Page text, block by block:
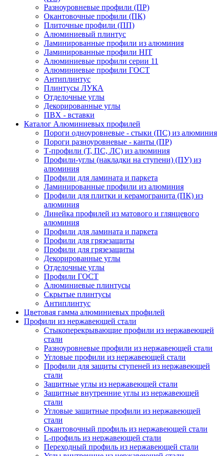
Разноуровневые профили (ПР)
Окантовочные профили (ПК)
Плиточные профили (ПП)
Алюминиевый плинтус
Ламинированные профили из алюминия
Ламинированные профили HIT
Алюминиевые профили серии 11
Алюминиевые профили ГОСТ
Антиплинтус
Плинтусы ЛУКА
Отделочные углы
Декорированные углы
ПВХ - вставки
Каталог Алюминиевых профилей
Пороги одноуровневые - стыки (ПС) из алюминия
Пороги разноуровневые - канты (ПР)
Т-профили (Т, ПС, ЛС) из алюминия
Профили-углы (накладки на ступени) (ПУ) из
алюминия
Профили для ламината и паркета
Ламинированные профили из алюминия
Профили для плитки и керамогранита (ПК) из
алюминия
Линейка профилей из матового и глянцевого
алюминия
Профили для ламината и паркета
Профили для грязезащиты
Профили для грязезащиты
Декорированные углы
Отделочные углы
Профили ГОСТ
Алюминиевые плинтусы
Скрытые плинтусы
Антиплинтус
Цветовая гамма алюминиевых профилей
Профили из нержавеющей стали
Стыкоперекрывающие профили из нержавеющей
стали
Разноуровневые профили из нержавеющей стали
Угловые профили из нержавеющей стали
Профили для защиты ступеней из нержавеющей
стали
Защитные углы из нержавеющей стали
Защитные внутренние углы из нержавеющей
стали
Угловые защитные профили из нержавеющей
стали
Окантовочный профиль из нержавеющей стали
L-профиль из нержавеющей стали
Переходный профиль из нержавеющей стали